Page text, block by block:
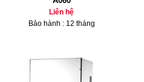
Liên hệ
Bảo hành : 12 tháng